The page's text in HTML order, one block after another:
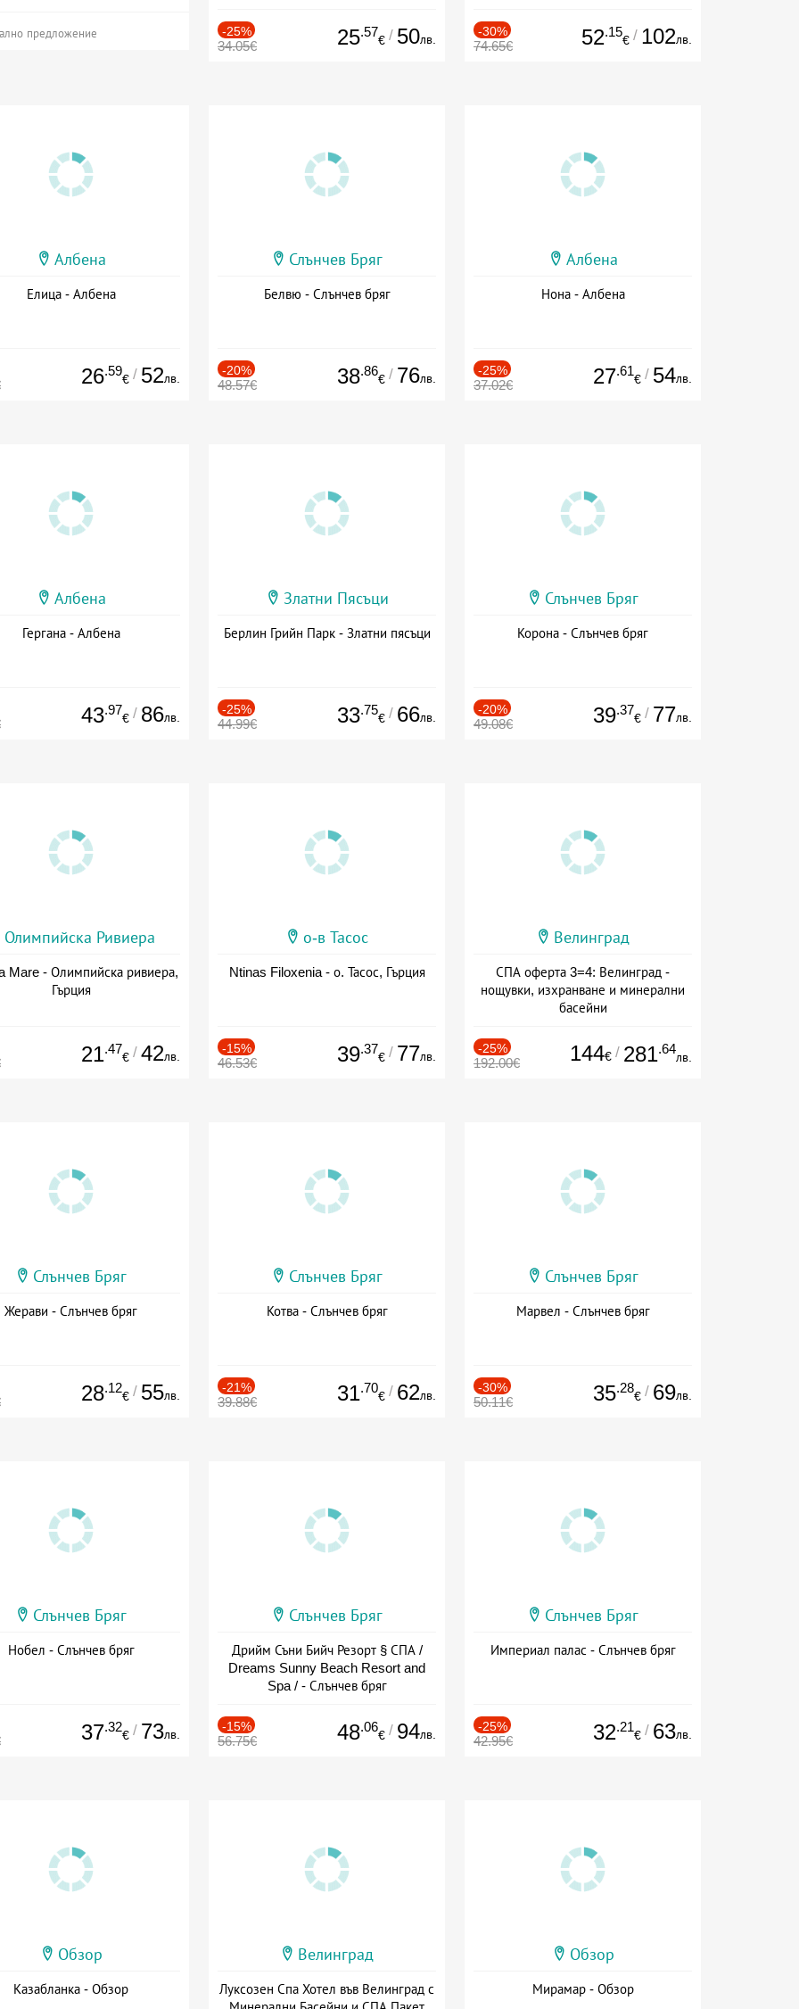
предложение -25%
34.05€ 25.57
€ / 50лв.
-30%
74.65€ 52.15
€ / 102лв.
Албена
Елица - Албена
26.59
€ / 52лв.
Слънчев Бряг
Белвю - Слънчев бряг
-20%
48.57€ 38.86
€ / 76лв.
Албена
Нона - Албена
-25%
37.02€ 27.61
€ / 54лв.
Албена
Гергана - Албена
43.97
€ / 86лв.
Златни Пясъци
Берлин Грийн Парк - Златни пясъци
-25%
44.99€ 33.75
€ / 66лв.
Слънчев Бряг
Корона - Слънчев бряг
-20%
49.08€ 39.37
€ / 77лв.
Олимпийска Ривиера
Mare - Олимпийска ривиера,
Гърция
21.47
€ / 42лв.
о-в Тасос
Ntinas Filoxenia - о. Тасос, Гърция
-15%
46.53€ 39.37
€ / 77лв.
Велинград
СПА оферта 3=4: Велинград -
нощувки, изхранване и минерални
басейни
-25%
192.00€ 144€ / 281.64
лв.
Слънчев Бряг
Жерави - Слънчев бряг
28.12
€ / 55лв.
Слънчев Бряг
Котва - Слънчев бряг
-21%
39.88€ 31.70
€ / 62лв.
Слънчев Бряг
Марвел - Слънчев бряг
-30%
50.11€ 35.28
€ / 69лв.
Слънчев Бряг
Нобел - Слънчев бряг
37.32
€ / 73лв.
Слънчев Бряг
Дрийм Съни Бийч Резорт § СПА /
Dreams Sunny Beach Resort and
Spa / - Слънчев бряг
-15%
56.75€ 48.06
€ / 94лв.
Слънчев Бряг
Империал палас - Слънчев бряг
-25%
42.95€ 32.21
€ / 63лв.
Обзор
Казабланка - Обзор
Велинград
Луксозен Спа Хотел във Велинград с
Обзор
Мирамар - Обзор